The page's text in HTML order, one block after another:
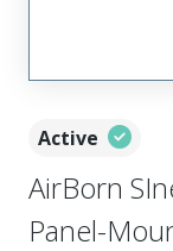
Active
AirBorn
Panel-